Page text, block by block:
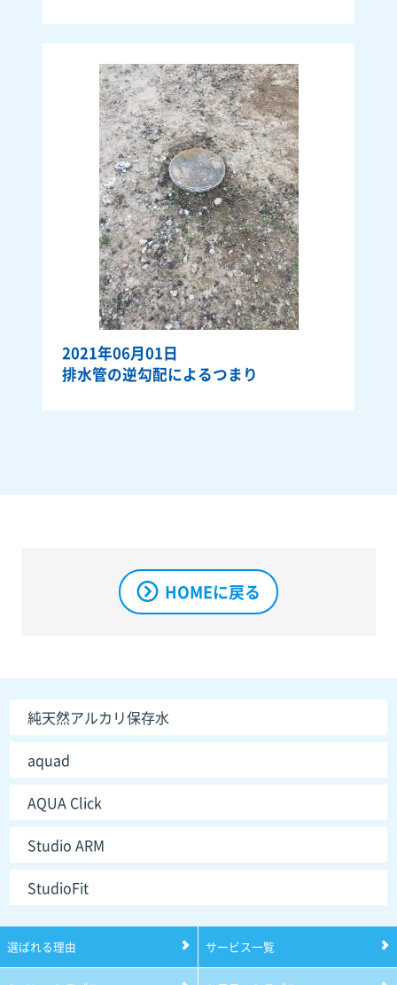
2021年06月01日
排水管の逆勾配によるつまり
HOMEに戻る
純天然アルカリ保存水
aquad
AQUA Click
Studio ARM
StudioFit
選ばれる理由 サービス一覧